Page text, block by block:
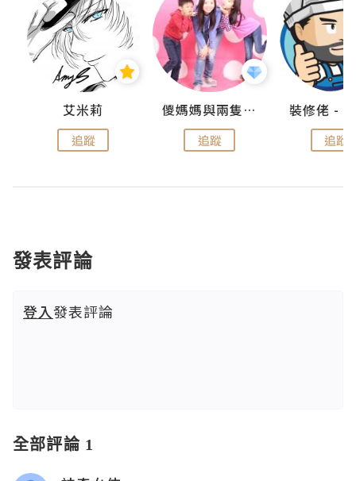
艾米莉
追蹤
儍媽媽與兩隻小魔怪之家
追蹤 追蹤
發表評論
登入發表評論
全部評論 1